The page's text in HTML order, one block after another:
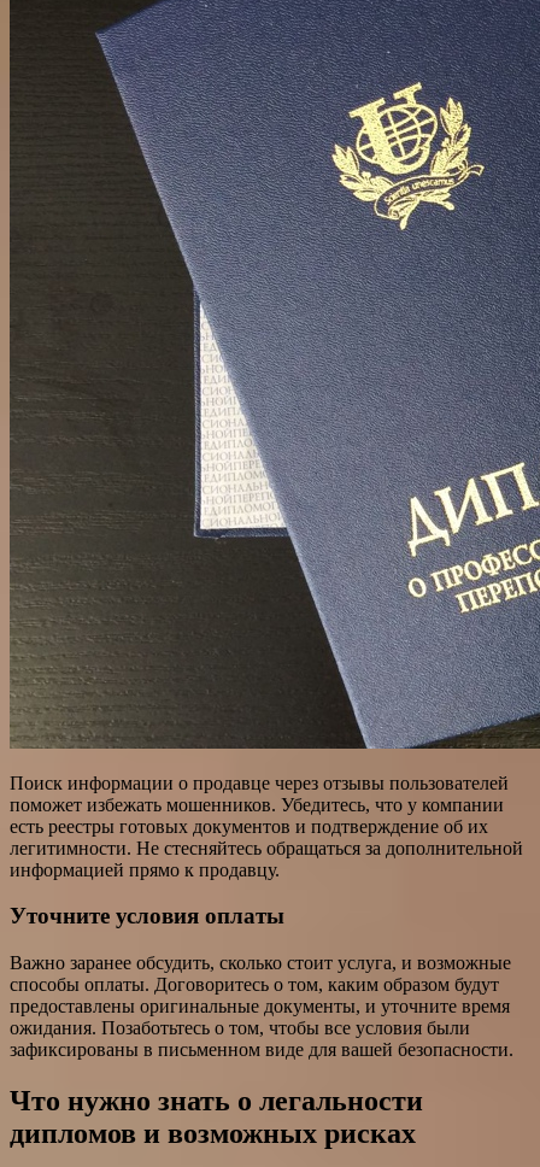
Поиск информации о продавце через отзывы пользователей
поможет избежать мошенников. Убедитесь, что у компании
есть реестры готовых документов и подтверждение об их
легитимности. Не стесняйтесь обращаться за дополнительной
информацией прямо к продавцу.
Уточните условия оплаты
Важно заранее обсудить, сколько стоит услуга, и возможные
способы оплаты. Договоритесь о том, каким образом будут
предоставлены оригинальные документы, и уточните время
ожидания. Позаботьтесь о том, чтобы все условия были
зафиксированы в письменном виде для вашей безопасности.
Что нужно знать о легальности
дипломов и возможных рисках